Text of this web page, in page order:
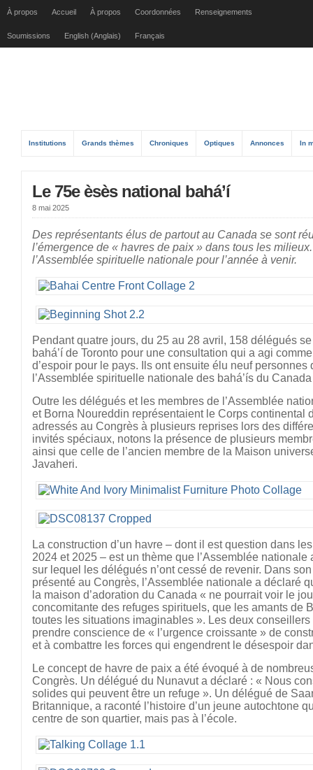
À propos Accueil À propos Coordonnées Renseignements
Soumissions English (Anglais) Français
Institutions Grands thèmes Chroniques Optiques Annonces In
Le 75e èsès national bahá’í
8 mai 2025
Des représentants élus de partout au Canada se sont
l’émergence de « havres de paix » dans tous les
l’Assemblée spirituelle nationale pour l’année à venir.
Pendant quatre jours, du 25 au 28 avril, 158 délégués
bahá’í de Toronto pour une consultation qui a agi
d’espoir pour le pays. Ils ont ensuite élu neuf
l’Assemblée spirituelle nationale des bahá’ís du
Outre les délégués et les membres de l’Assemblée
et Borna Noureddin représentaient le Corps continental
adressés au Congrès à plusieurs reprises lors des
invités spéciaux, notons la présence de plusieurs
ainsi que celle de l’ancien membre de la Maison
Javaheri.
La construction d’un havre – dont il est question dans
2024 et 2025 – est un thème que l’Assemblée nationale
sur lequel les délégués n’ont cessé de revenir. Dans
présenté au Congrès, l’Assemblée nationale a déclaré
la maison d’adoration du Canada « ne pourrait voir le
concomitante des refuges spirituels, que les amants de
toutes les situations imaginables ». Les deux
prendre conscience de « l’urgence croissante » de
et à combattre les forces qui engendrent le désespoir
Le concept de havre de paix a été évoqué à de
Congrès. Un délégué du Nunavut a déclaré : « Nous
solides qui peuvent être un refuge ». Un délégué de
Britannique, a raconté l’histoire d’un jeune autochtone
centre de son quartier, mais pas à l’école.